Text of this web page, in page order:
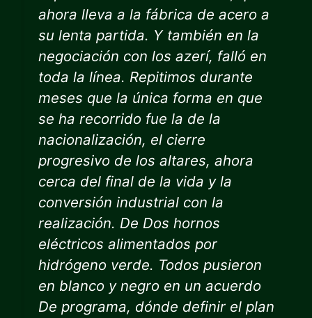
ahora lleva a la fábrica de acero a
su lenta partida. Y también en la
negociación con los azerí, falló en
toda la línea. Repitimos durante
meses que la única forma en que
se ha recorrido fue la de la
nacionalización, el cierre
progresivo de los altares, ahora
cerca del final de la vida y la
conversión industrial con la
realización. De Dos hornos
eléctricos alimentados por
hidrógeno verde. Todos pusieron
en blanco y negro en un acuerdo
De programa, dónde definir el plan